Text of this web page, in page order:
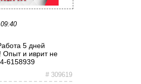
5 дней
Опыт и иврит не
6158939
# 309619